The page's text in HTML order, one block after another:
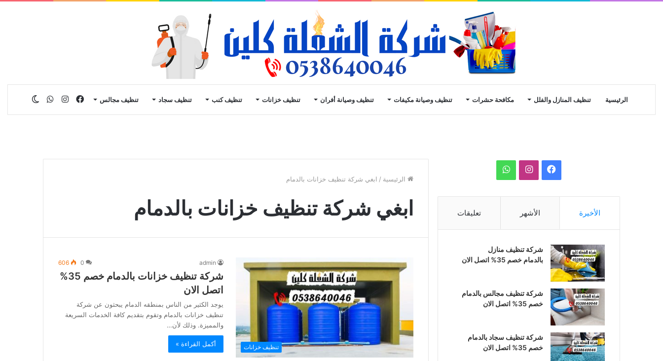
الرئيسية تنظيف المنازل والفلل مكافحة حشرات تنظيف وصيانة مكيفات تنظيف وصيانة أفران تنظيف خزانات تنظيف كنب تنظيف سجاد تنظيف مجالس واتساب
انستقرامفيسبوك
الرئيسية / ابغي شركة تنظيف خزانات بالدمام
ابغي شركة تنظيف خزانات بالدمام
تنظيف خزانات
admin
0
606
شركة تنظيف خزانات بالدمام خصم 35%
اتصل الان
يوجد الكثير من الناس بمنطقه الدمام يبحثون عن شركة
تنظيف خزانات بالدمام وتقوم بتقديم كافة الخدمات السريعة
والمميزة. وذلك لأن…
أكمل القراءة »
س
ب
و
ت
ق
م
س
ا
الأخيرة الأشهر تعليقات
شركة تنظيف منازل
بالدمام خصم 35% اتصل الان
شركة تنظيف مجالس بالدمام
خصم 35% اتصل الان
شركة تنظيف سجاد بالدمام
خصم 35% اتصل الان